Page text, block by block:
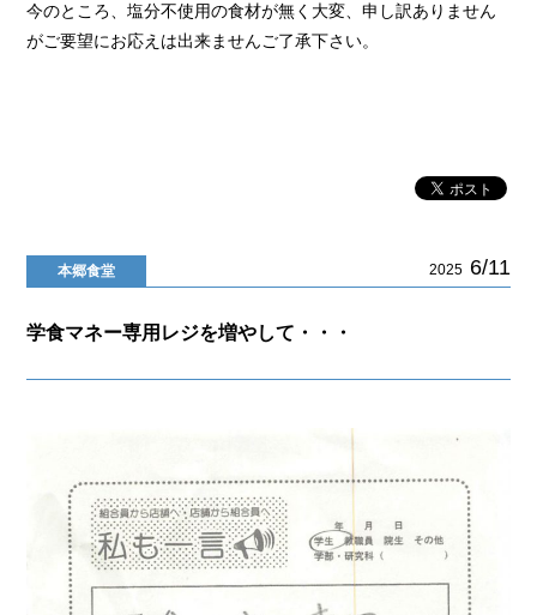
今のところ、塩分不使用の食材が無く大変、申し訳ありません
がご要望にお応えは出来ませんご了承下さい。
本郷食堂 2025 6/11
学食マネー専用レジを増やして・・・